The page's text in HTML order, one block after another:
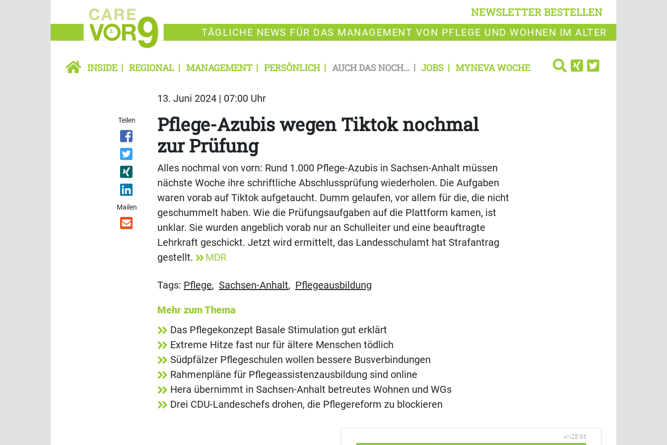
NEWSLETTER BESTELLEN
TÄGLICHE NEWS FÜR DAS MANAGEMENT VON PFLEGE UND WOHNEN IM ALTER
INSIDE REGIONAL MANAGEMENT PERSÖNLICH AUCH DAS NOCH... JOBS MYNEVA WOCHE
13. Juni 2024 | 07:00 Uhr
Teilen
Mailen
Pflege-Azubis wegen Tiktok nochmal
zur Prüfung
Alles nochmal von vorn: Rund 1.000 Pflege-Azubis in Sachsen-Anhalt müssen
nächste Woche ihre schriftliche Abschlussprüfung wiederholen. Die Aufgaben
waren vorab auf Tiktok aufgetaucht. Dumm gelaufen, vor allem für die, die nicht
geschummelt haben. Wie die Prüfungsaufgaben auf die Plattform kamen, ist
unklar. Sie wurden angeblich vorab nur an Schulleiter und eine beauftragte
Lehrkraft geschickt. Jetzt wird ermittelt, das Landesschulamt hat Strafantrag
gestellt.
MDR
Tags: Pflege, Sachsen-Anhalt, Pflegeausbildung
Mehr zum Thema
Das Pflegekonzept Basale Stimulation gut erklärt
Extreme Hitze fast nur für ältere Menschen tödlich
Südpfälzer Pflegeschulen wollen bessere Busverbindungen
Rahmenpläne für Pflegeassistenzausbildung sind online
Hera übernimmt in Sachsen-Anhalt betreutes Wohnen und WGs
Drei CDU-Landeschefs drohen, die Pflegereform zu blockieren
ANZEIGE